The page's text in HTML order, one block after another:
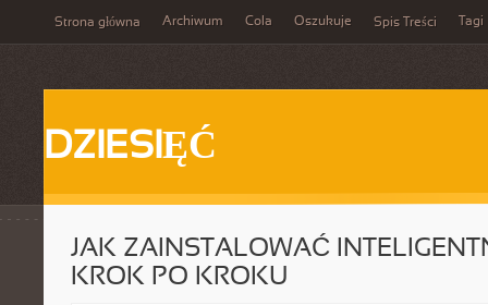
Strona główna Archiwum Cola Oszukuje Spis Treści Tagi
DZIESIĘĆ
JAK ZAINSTALOWAĆ
KROK PO KROKU